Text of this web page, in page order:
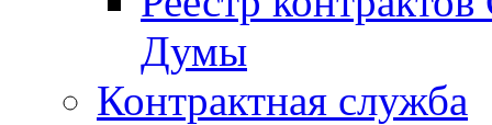
Думы
Контрактная служба